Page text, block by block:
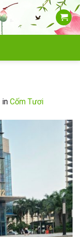
in Cốm Tươi